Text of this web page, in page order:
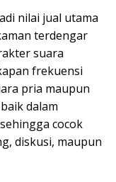
nilai jual utama
terdengar
suara
frekuensi
pria maupun
dalam
cocok
diskusi, maupun